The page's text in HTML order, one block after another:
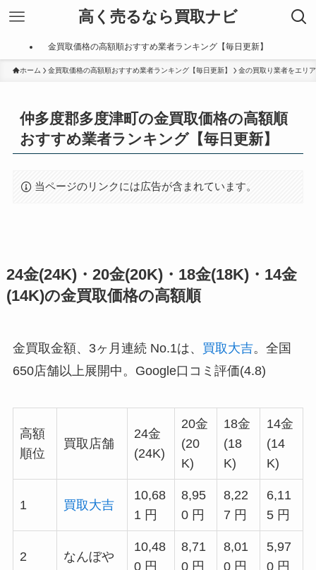
高く売るなら買取ナビ
金買取価格の高額順おすすめ業者ランキング【毎日更新】
ホーム 金買取価格の高額順おすすめ業者ランキング【毎日更新】 金の買取り業者をエリ
仲多度郡多度津町の金買取価格の高額順
おすすめ業者ランキング【毎日更新】
当ページのリンクには広告が含まれています。
24金(24K)・20金(20K)・18金(18K)・14金
(14K)の金買取価格の高額順
金買取金額、3ヶ月連続 No.1は、 買取大吉。全国
650店舗以上展開中。Google口コミ評価(4.8)
高額
順位
買取店舗
24金
(24K)
20金
(20
K)
18金
(18
K)
14金
(14
K)
1 買取大吉
10,68
1 円
8,95
0 円
8,22
7 円
6,11
5 円
2 なんぼや
10,48
0 円
8,71
0 円
8,01
0 円
5,97
0 円